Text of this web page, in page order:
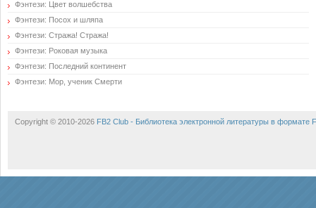
Фэнтези: Цвет волшебства
Фэнтези: Посох и шляпа
Фэнтези: Стража! Стража!
Фэнтези: Роковая музыка
Фэнтези: Последний континент
Фэнтези: Мор, ученик Смерти
Copyright © 2010-2026 FB2 Club - Библиотека электронной литературы в формате